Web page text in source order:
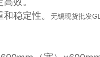
稳定性。
无锡现货批发